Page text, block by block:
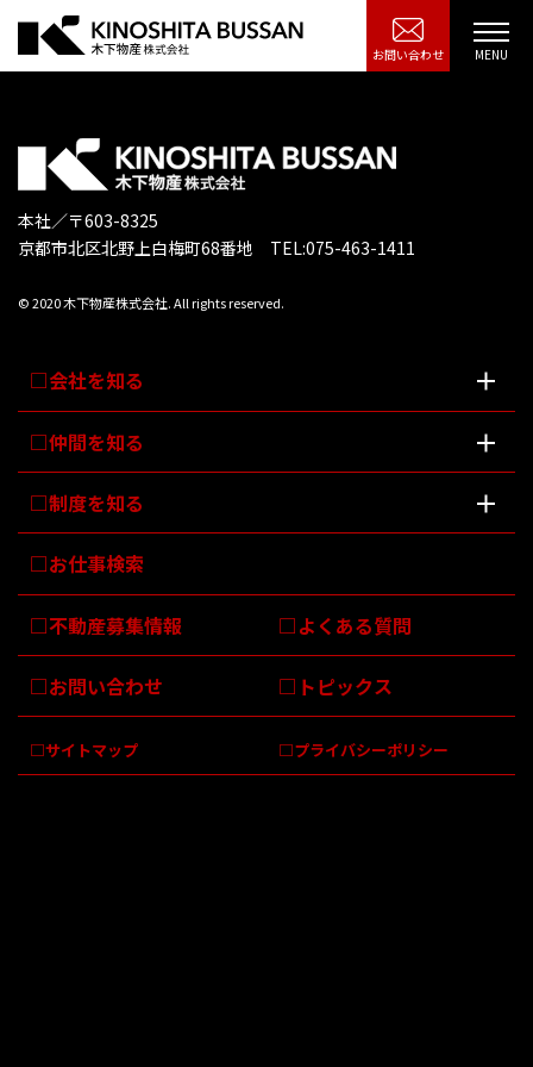
お問い合わせ
本社／〒603-8325
京都市北区北野上白梅町68番地 TEL:075-463-1411
© 2020 木下物産株式会社. All rights reserved.
会社を知る
仲間を知る
制度を知る
お仕事検索
不動産募集情報 よくある質問
お問い合わせ トピックス
サイトマップ プライバシーポリシー